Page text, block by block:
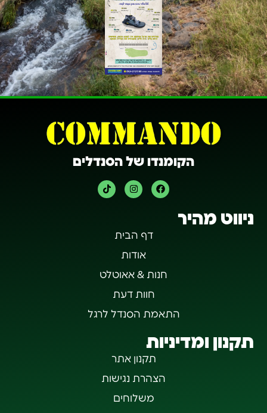
ניווט מהיר
דף הבית
אודות
חנות & אאוטלט
חוות דעת
התאמת הסנדל לרגל
תקנון ומדיניות
תקנון אתר
הצהרת נגישות
משלוחים
הקומנדו של הסנדלים